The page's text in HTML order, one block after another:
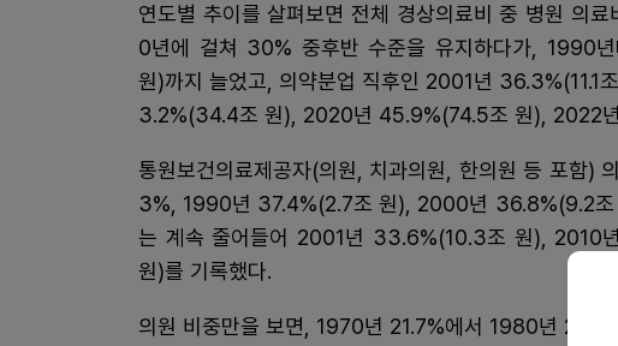
연도별 추이를 살펴보면 전체 경상의료비 중 병원 의
0년에 걸쳐 30% 중후반 수준을 유지하다가, 1990
원)까지 늘었고, 의약분업 직후인 2001년 36.3%(11.1
3.2%(34.4조 원), 2020년 45.9%(74.5조 원), 2022
통원보건의료제공자(의원, 치과의원, 한의원 등 포함
3%, 1990년 37.4%(2.7조 원), 2000년 36.8%(9.2조
는 계속 줄어들어 2001년 33.6%(10.3조 원), 2010
원)를 기록했다.
의원 비중만을 보면, 1970년 21.7%에서 1980년